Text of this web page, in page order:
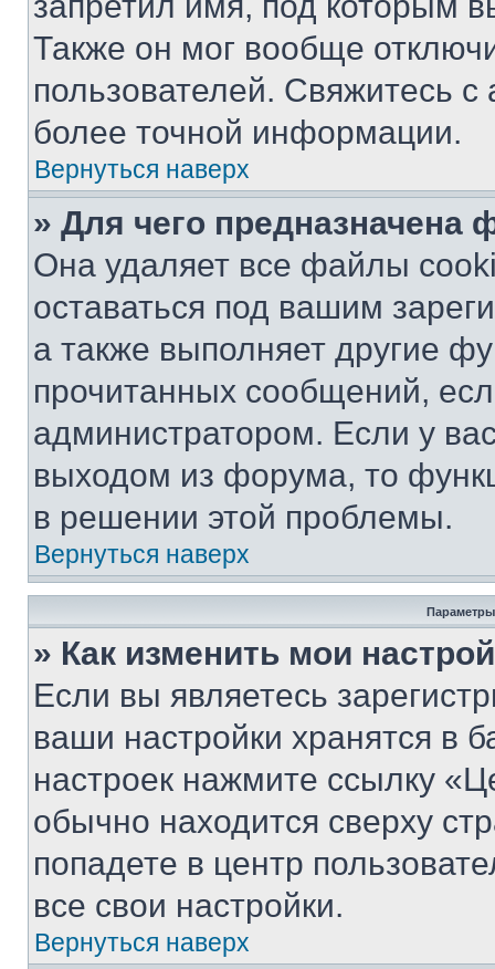
Также он мог вообще
пользователей. Свяжитесь
более точной информации.
Вернуться наверх
» Для чего предназначена
Она удаляет все файлы
оставаться под вашим
а также выполняет другие
прочитанных сообщений,
администратором. Если у
выходом из форума, то
в решении этой проблемы.
Вернуться наверх
Параметры
» Как изменить мои
Если вы являетесь
ваши настройки хранятся в
настроек нажмите ссылку
обычно находится сверху
попадете в центр
все свои настройки.
Вернуться наверх